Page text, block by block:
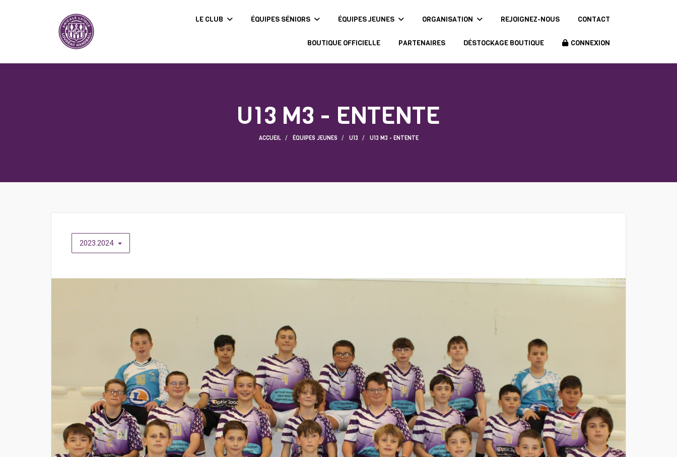
LE CLUB ÉQUIPES SÉNIORS ÉQUIPES JEUNES ORGANISATION REJOIGNEZ-NOUS CONTACT
BOUTIQUE OFFICIELLE PARTENAIRES DÉSTOCKAGE BOUTIQUE CONNEXION
U13 M3 - ENTENTE
ACCUEIL ÉQUIPES JEUNES U13 U13 M3 - ENTENTE
2023.2024